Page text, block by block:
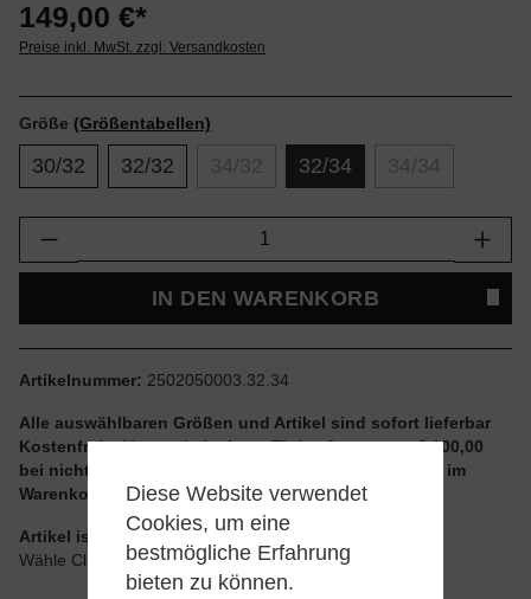
149,00 €*
Preise inkl. MwSt. zzgl. Versandkosten
Größe (Größentabellen)
30/32 32/32 32/34
Produkt Anzahl: Gib den gewünschten
IN DEN WARENKORB
Artikelnummer: 2502050003.32.34
Alle auswählbaren Größen und Artikel sind sofort lieferbar
Kostenfreier Versand ab einem Einkaufswert von € 100,00
bei nicht reduzierten Artikeln und ohne Aktionscode im
Warenkorb
Artikel ist wie angegeben im Store verfügbar
Wähle Click & Collect beim Checkout
Diese Website verwendet
Cookies, um eine
bestmögliche Erfahrung
bieten zu können.